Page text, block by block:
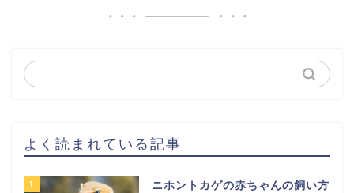
よく読まれている記事
1
ニホントカゲの赤ちゃんの飼い方